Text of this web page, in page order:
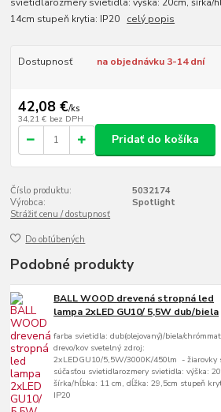
svietidlarozmery svietidla: výška: 20cm, šírka/
14cm stupeň krytia: IP20 celý popis
Dostupnosť na objednávku 3-14 dní
42,08 €/ks
34,21 € bez DPH
Pridať do košíka
Číslo produktu:
5032174
Výrobca:
Spotlight
Strážiť cenu / dostupnosť
Do obľúbených
Podobné produkty
BALL WOOD drevená stropná led
lampa 2xLED GU10/ 5,5W dub/biela
farba svietidla: dub(olejovaný)/biela/
drevo/kov svetelný zdroj:
2xLEDGU10/5,5W/3000K/450lm - žiarovky
súčasťou svietidlarozmery svietidla: výška:
šírka/hĺbka: 11 cm, dĺžka: 29,5cm stupeň
IP20